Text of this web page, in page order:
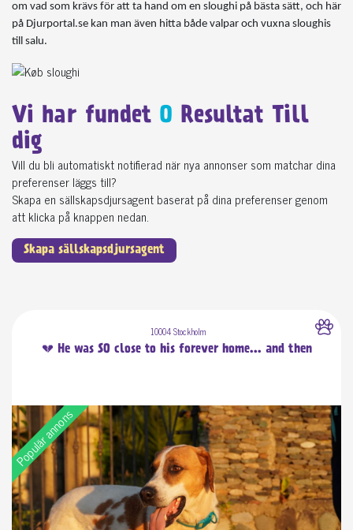
om vad som krävs för att ta hand om en sloughi på bästa sätt, och här
på Djurportal.se kan man även hitta både valpar och vuxna sloughis
till salu.
Vi har fundet 0 Resultat Till
dig
Vill du bli automatiskt notifierad när nya annonser som matchar dina
preferenser läggs till?
Skapa en sällskapsdjursagent baserat på dina preferenser genom
att klicka på knappen nedan.
Skapa sällskapsdjursagent
10004 Stockholm
💔 He was SO close to his forever home... and then
Populär annons